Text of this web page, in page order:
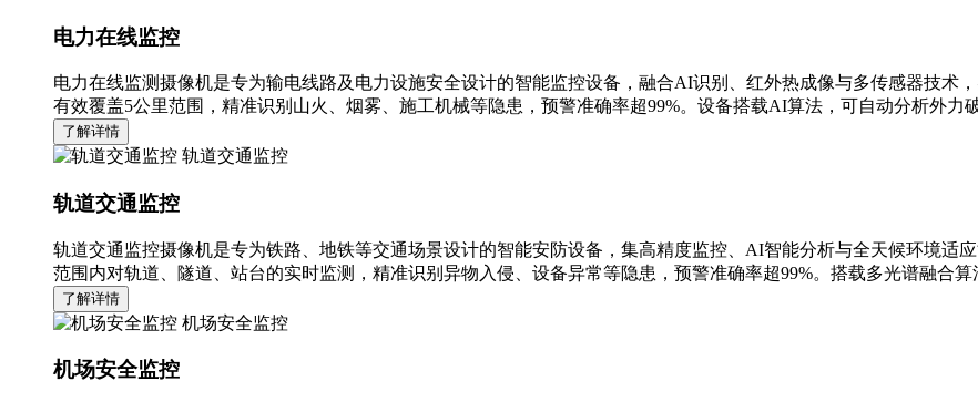
电力在线监控
电力在线监测摄像机是专为输电线路及电力设施安全设计的智能监控设备，融合AI识别、红外热成像与多传感器技术
有效覆盖5公里范围，精准识别山火、烟雾、施工机械等隐患，预警准确率超99%。设备搭载AI算法，可自动分析外力
了解详情
轨道交通监控
轨道交通监控
轨道交通监控摄像机是专为铁路、地铁等交通场景设计的智能安防设备，集高精度监控、AI智能分析与全天候环境适
范围内对轨道、隧道、站台的实时监测，精准识别异物入侵、设备异常等隐患，预警准确率超99%。搭载多光谱融合
了解详情
机场安全监控
机场安全监控